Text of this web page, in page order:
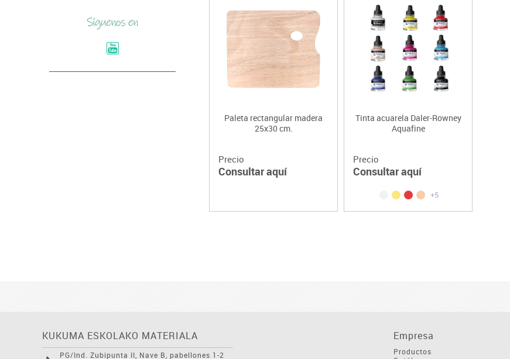
Paleta rectangular madera
25x30 cm.
Precio
Consultar aquí
Tinta acuarela Daler-Rowney
Aquafine
Precio
Consultar aquí
+5
KUKUMA ESKOLAKO MATERIALA
PG/Ind. Zubipunta II, Nave B, pabellones 1-2
Empresa
Productos